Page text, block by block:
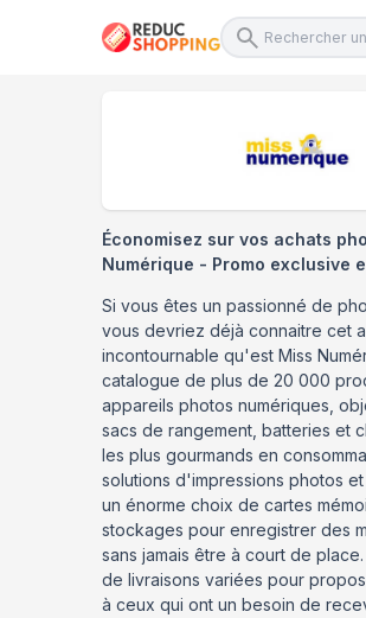
Économisez sur vos achats
Numérique - Promo exclusive
Si vous êtes un passionné de
vous devriez déjà connaitre cet
incontournable qu'est Miss
catalogue de plus de 20 000
appareils photos numériques,
sacs de rangement, batteries et
les plus gourmands en
solutions d'impressions photos
un énorme choix de cartes
stockages pour enregistrer des
sans jamais être à court de
de livraisons variées pour
à ceux qui ont un besoin de